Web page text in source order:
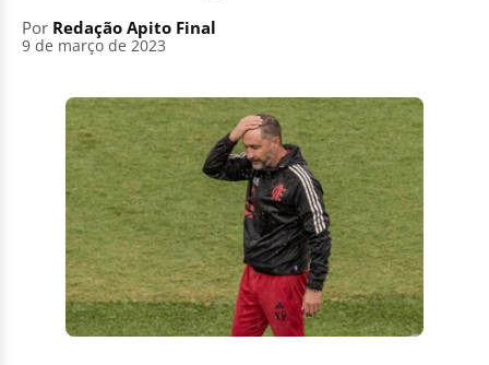
Por Redação Apito Final
9 de março de 2023